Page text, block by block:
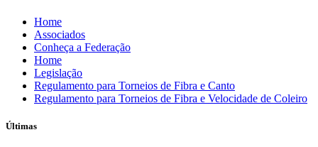
Skip
content
Home
Associados
Conheça a Federação
Home
Legislação
Regulamento para Torneios de Fibra e Canto
Regulamento para Torneios de Fibra e Velocidade de Coleiro
Últimas